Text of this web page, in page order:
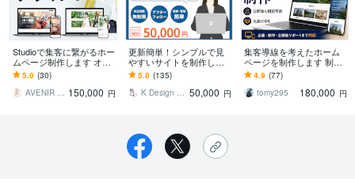
Studioで集客に繋がるホー
ムページ制作します オリ
ジナルデザインで本格We
bサイト制作｜実績45件
⭐️5
5.0 (30)
AVENIR DESIGN 150,000 円
更新簡単！シンプルで見
やすいサイトを制作しま
す 現役デザイナー制作の
スタイリッシュなWebサ
イト制作
5.0 (135)
K Design _ webデザイン制作 50,000 円
集客導線を考えたホーム
ページを制作します 制作
実績400件超。公開後も相
談可能。丸投げOK。
4.9 (77)
tomy295
180,000 円